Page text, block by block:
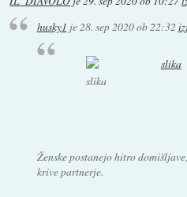
husky1 je28. sep 2020 ob 22:32
slika
Ženske postanejo hitro
krive partnerje.